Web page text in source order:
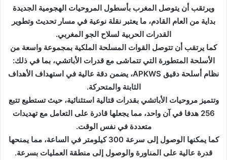
د
ا
إ
ر
ن
ي
ويرتقب أن يتوصل المغرب بأسطول المروحيات الهجومية الجديدة
بداية من العام القادم، ما يعتبر نقلة نوعية في مسار تحديث وتطوير
القدرات الحربية لسلاح الجو المغربي.
كما يرتقب أن تتوصل القوات المسلحة الملكية بمجموعة واسعة من
الأسلحة المتطورة التي تتماشى مع قدرات الأباتشي، بما في ذلك:
نظام أسلحة دقيق APKWS، يضمن دقة عالية في استهداف الأهداف
الثابتة والمتحركة.
وتتميز مروحيات الأباتشي بقدرات قتالية استثنائية، حيث تستطيع تتبع
256 هدفا في آن واحد، مما يجعلها قادرة على التعامل مع تهديدات
متعددة في نفس الوقت.
كما يمكنها الوصول إلى سرعة 300 كيلومتر في الساعة، مما يمنحها
قدرة عالية على المناورة والوصول إلى منطقة العمليات بسرعة.